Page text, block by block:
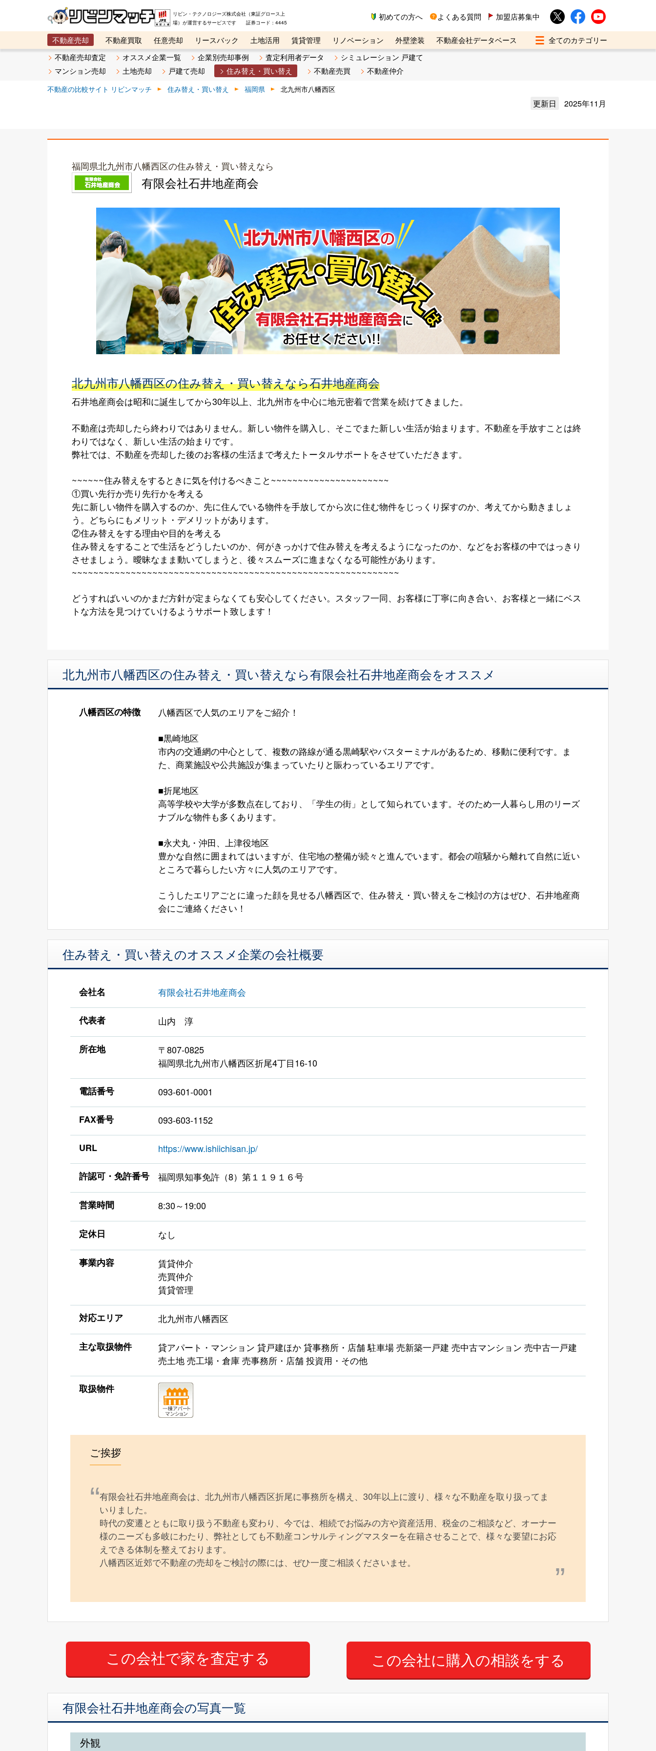
リビン・テクノロジーズ株式会社（東証グロース上
場）が運営するサービスです 証券コード：4445
初めての方へ よくある質問 加盟店募集中
不動産売却 不動産買取 任意売却 リースバック 土地活用 賃貸管理 リノベーション 外壁塗装
不動産会社データベース
メタ住宅展示場
ベスト不動産カンパニー オンライン講座 リビンマガジンBiz 不動産売却ご相談デスク
不動産売却査定 オススメ企業一覧 企業別売却事例 査定利用者データ
シミュレーション 戸建て
マンション売却
土地売却 戸建て売却 住み替え・買い替え 不動産売買 不動産仲介
不動産の比較サイト リビンマッチ 住み替え・買い替え 福岡県 北九州市八幡西区
更新日 2025年11月
福岡県北九州市八幡西区の住み替え・買い替えなら
有限会社石井地産商会
北九州市八幡西区の住み替え・買い替えなら石井地産商会
石井地産商会は昭和に誕生してから30年以上、北九州市を中心に地元密着で営業を続けてきました。
不動産は売却したら終わりではありません。新しい物件を購入し、そこでまた新しい生活が始まります。不動産を手放すことは終
わりではなく、新しい生活の始まりです。
弊社では、不動産を売却した後のお客様の生活まで考えたトータルサポートをさせていただきます。
~~~~~~住み替えをするときに気を付けるべきこと~~~~~~~~~~~~~~~~~~~~~~
①買い先行か売り先行かを考える
先に新しい物件を購入するのか、先に住んでいる物件を手放してから次に住む物件をじっくり探すのか、考えてから動きましょ
う。どちらにもメリット・デメリットがあります。
②住み替えをする理由や目的を考える
住み替えをすることで生活をどうしたいのか、何がきっかけで住み替えを考えるようになったのか、などをお客様の中ではっきり
させましょう。曖昧なまま動いてしまうと、後々スムーズに進まなくなる可能性があります。
~~~~~~~~~~~~~~~~~~~~~~~~~~~~~~~~~~~~~~~~~~~~~~~~~~~~~~~~~~~~~
どうすればいいのかまだ方針が定まらなくても安心してください。スタッフ一同、お客様に丁寧に向き合い、お客様と一緒にベス
トな方法を見つけていけるようサポート致します！
北九州市八幡西区の住み替え・買い替えなら有限会社石井地産商会をオススメ
八幡西区の特徴 八幡西区で人気のエリアをご紹介！
■黒崎地区
市内の交通網の中心として、複数の路線が通る黒崎駅やバスターミナルがあるため、移動に便利です。ま
た、商業施設や公共施設が集まっていたりと賑わっているエリアです。
■折尾地区
高等学校や大学が多数点在しており、「学生の街」として知られています。そのため一人暮らし用のリーズ
ナブルな物件も多くあります。
■永犬丸・沖田、上津役地区
豊かな自然に囲まれてはいますが、住宅地の整備が続々と進んでいます。都会の喧騒から離れて自然に近い
ところで暮らしたい方々に人気のエリアです。
こうしたエリアごとに違った顔を見せる八幡西区で、住み替え・買い替えをご検討の方はぜひ、石井地産商
会にご連絡ください！
住み替え・買い替えのオススメ企業の会社概要
会社名 有限会社石井地産商会
代表者 山内 淳
所在地
〒807-0825
福岡県北九州市八幡西区折尾4丁目16-10
電話番号 093-601-0001
FAX番号 093-603-1152
URL https://www.ishiichisan.jp/
許認可・免許番号 福岡県知事免許（8）第１１９１６号
営業時間 8:30～19:00
定休日 なし
事業内容
賃貸仲介
売買仲介
賃貸管理
対応エリア 北九州市八幡西区
主な取扱物件
貸アパート・マンション 貸戸建ほか 貸事務所・店舗 駐車場 売新築一戸建 売中古マンション 売中古一戸建
売土地 売工場・倉庫 売事務所・店舗 投資用・その他
取扱物件
ご挨拶
有限会社石井地産商会は、北九州市八幡西区折尾に事務所を構え、30年以上に渡り、様々な不動産を取り扱ってま
いりました。
時代の変遷とともに取り扱う不動産も変わり、今では、相続でお悩みの方や資産活用、税金のご相談など、オーナー
様のニーズも多岐にわたり、弊社としても不動産コンサルティングマスターを在籍させることで、様々な要望にお応
えできる体制を整えております。
八幡西区近郊で不動産の売却をご検討の際には、ぜひ一度ご相談くださいませ。
この会社に購入の相談をする
有限会社石井地産商会の写真一覧
外観